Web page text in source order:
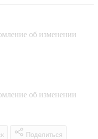
об изменении
об изменении
Поделиться